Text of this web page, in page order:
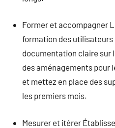
Former et accompagner
formation des utilisateurs
documentation claire sur
des aménagements pour
et mettez en place des
les premiers mois.
Mesurer et itérer